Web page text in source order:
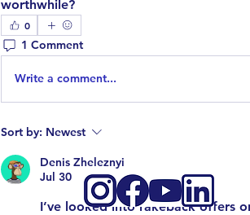
worthwhile?
0
1 Comment
Write a comment...
Sort by: Newest
Denis Zheleznyi
Jul 30
I’ve looked into rakeback offers